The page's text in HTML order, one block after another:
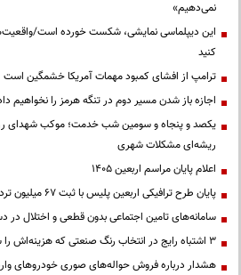
نمی‌دهیم»
این دیپلماسی نمایشی، شکست خورده است/
کنید
ترامپ از افشای کمبود مهمات آمریکا خشمگین است
اجازه باز شدن مسیر دوم در تنگه هرمز را نخواهیم
یکصد و پنجاه و سومین شب خدمت؛ موکب شهدای
ریشه‌ای مشکلات شهری
اعلام پایان مراسم اربعین ۱۴۰۵
پایان طرح ترافیکی اربعین پلیس با ثبت ۶۷ میلیون تردد
سامانه‌های تامین اجتماعی بدون قطعی و اختلال
3 اشتباه رایج در انتخاب رنگ صنعتی که هزینه‌اش را سال‌ها می‌پردازید...
هشدار درباره فروش حواله‌های صوری خودروهای